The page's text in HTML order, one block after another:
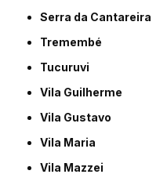
Serra da Cantareira
Tremembé
Tucuruvi
Vila Guilherme
Vila Gustavo
Vila Maria
Vila Mazzei